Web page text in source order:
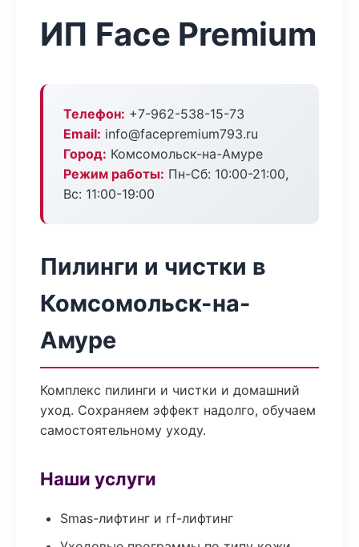
ИП Face Premium
Телефон: +7-962-538-15-73
Email: info@facepremium793.ru
Город: Комсомольск-на-Амуре
Режим работы: Пн-Сб: 10:00-21:00,
Вс: 11:00-19:00
Пилинги и чистки в
Комсомольск-на-
Амуре
Комплекс пилинги и чистки и домашний
уход. Сохраняем эффект надолго, обучаем
самостоятельному уходу.
Наши услуги
Smas-лифтинг и rf-лифтинг